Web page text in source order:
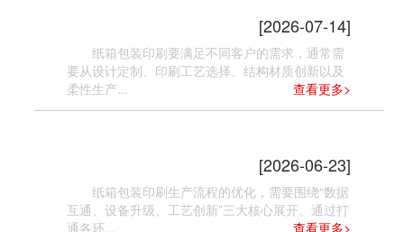
[2026-07-14]
纸箱包装印刷要满足不同客户的需求，通常需
要从设计定制、印刷工艺选择、结构材质创新以及
柔性生产...
查看更多>
[2026-06-23]
纸箱包装印刷生产流程的优化，需要围绕“数据
互通、设备升级、工艺创新”三大核心展开。通过打
通各环...
查看更多>